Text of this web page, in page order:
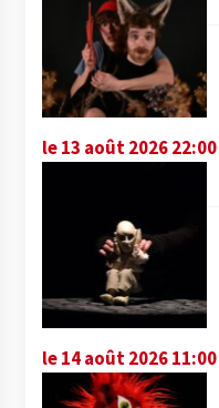
le 13 août 2026 22:00
le 14 août 2026 11:00